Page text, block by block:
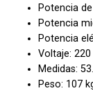
Potencia
Potencia
Potencia
Voltaje:
Medidas:
Peso: 107